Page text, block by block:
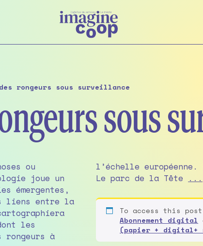
rongeurs sous surveillance
sous
ou
joue un
émergentes,
liens entre la
les
à
à Lyon.
Le parc de la Tête ...
To access this
Abonnement digital
(papier + digital+